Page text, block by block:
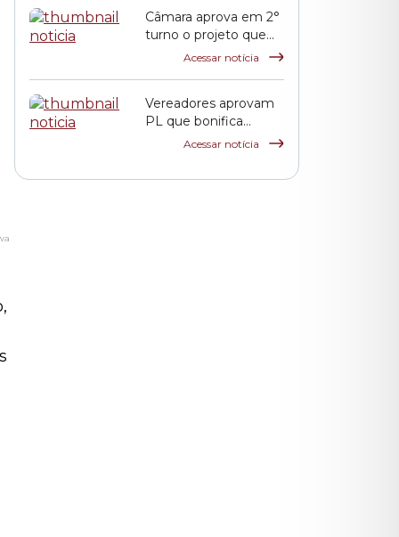
Câmara aprova em 2°
turno o projeto que
reajusta o salário dos
Acessar notícia
Vereadores aprovam
PL que bonifica
funcionários das
Acessar notícia